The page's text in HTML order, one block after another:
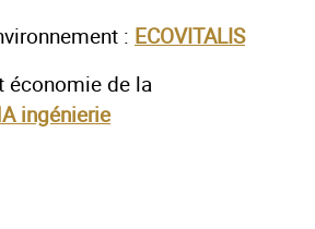
: ECOVITALIS
économie de la
ingénierie